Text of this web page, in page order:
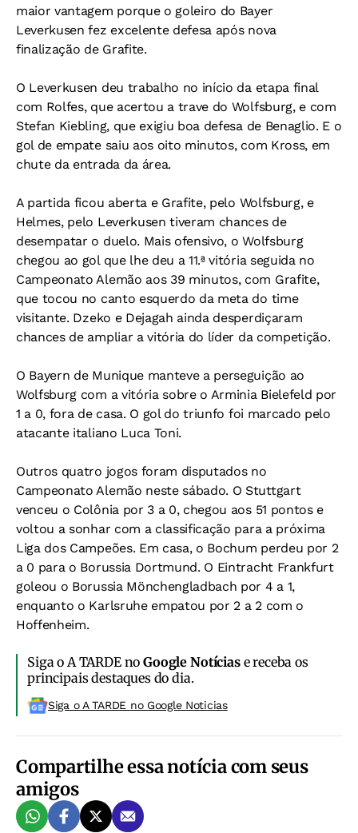
maior vantagem porque o goleiro do Bayer
Leverkusen fez excelente defesa após nova
finalização de Grafite.
O Leverkusen deu trabalho no início da etapa final
com Rolfes, que acertou a trave do Wolfsburg, e com
Stefan Kiebling, que exigiu boa defesa de Benaglio. E o
gol de empate saiu aos oito minutos, com Kross, em
chute da entrada da área.
A partida ficou aberta e Grafite, pelo Wolfsburg, e
Helmes, pelo Leverkusen tiveram chances de
desempatar o duelo. Mais ofensivo, o Wolfsburg
chegou ao gol que lhe deu a 11.ª vitória seguida no
Campeonato Alemão aos 39 minutos, com Grafite,
que tocou no canto esquerdo da meta do time
visitante. Dzeko e Dejagah ainda desperdiçaram
chances de ampliar a vitória do líder da competição.
O Bayern de Munique manteve a perseguição ao
Wolfsburg com a vitória sobre o Arminia Bielefeld por
1 a 0, fora de casa. O gol do triunfo foi marcado pelo
atacante italiano Luca Toni.
Outros quatro jogos foram disputados no
Campeonato Alemão neste sábado. O Stuttgart
venceu o Colônia por 3 a 0, chegou aos 51 pontos e
voltou a sonhar com a classificação para a próxima
Liga dos Campeões. Em casa, o Bochum perdeu por 2
a 0 para o Borussia Dortmund. O Eintracht Frankfurt
goleou o Borussia Mönchengladbach por 4 a 1,
enquanto o Karlsruhe empatou por 2 a 2 com o
Hoffenheim.
Siga o A TARDE noGoogle Notíciase receba os
principais destaques do dia.
Siga o A TARDE no Google Noticias
Compartilhe essa notícia com seus
amigos